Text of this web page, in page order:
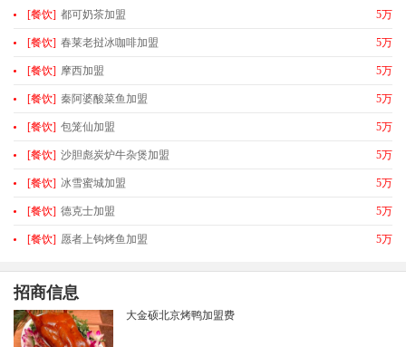
[餐饮] 都可奶茶加盟 5万
[餐饮] 春莱老挝冰咖啡加盟 5万
[餐饮] 摩西加盟 5万
[餐饮] 秦阿婆酸菜鱼加盟 5万
[餐饮] 包笼仙加盟 5万
[餐饮] 沙胆彪炭炉牛杂煲加盟 5万
[餐饮] 冰雪蜜城加盟 5万
[餐饮] 德克士加盟 5万
[餐饮] 愿者上钩烤鱼加盟 5万
招商信息
大金硕北京烤鸭加盟费